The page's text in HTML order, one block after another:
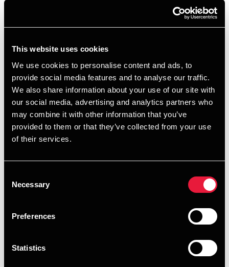
This website uses cookies
We use cookies to personalise content and ads, to
provide social media features and to analyse our traffic.
We also share information about your use of our site with
our social media, advertising and analytics partners who
may combine it with other information that you’ve
provided to them or that they’ve collected from your use
of their services.
Selection
Necessary
Preferences
Statistics
Kommunernes storkøkkener
rummer derfor store potentialer
for at reducere CO₂-e
udledninger og klimaaftrykket
hvor fokus er på at:
Analyse af kommunens fødevarer indkøb for at
identificere potentialer.
skoleområdet, men også ældrebespisning.
Transport af fødevarer.
Viden og kompetencer hos de madprofessionelle i de
Kommunikation og implementering af forandringer i